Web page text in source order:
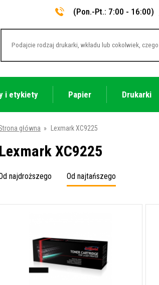
(Pon.-Pt.: 7:00 - 16:00)
i etykiety Papier Drukarki
główna » Lexmark XC9225
Lexmark XC9225
najdroższego Od najtańszego